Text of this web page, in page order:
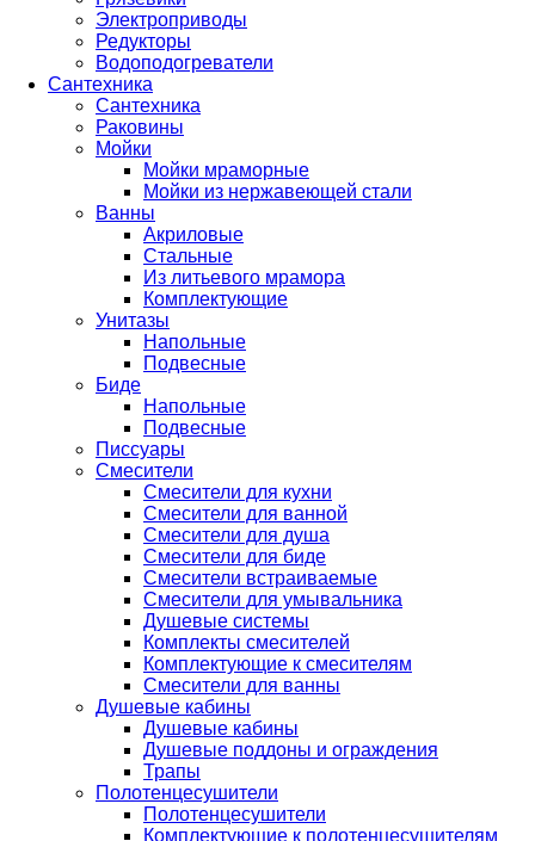
Электроприводы
Редукторы
Водоподогреватели
Сантехника
Сантехника
Раковины
Мойки
Мойки мраморные
Мойки из нержавеющей стали
Ванны
Акриловые
Стальные
Из литьевого мрамора
Комплектующие
Унитазы
Напольные
Подвесные
Биде
Напольные
Подвесные
Писсуары
Смесители
Смесители для кухни
Смесители для ванной
Смесители для душа
Смесители для биде
Смесители встраиваемые
Смесители для умывальника
Душевые системы
Комплекты смесителей
Комплектующие к смесителям
Смесители для ванны
Душевые кабины
Душевые кабины
Душевые поддоны и ограждения
Трапы
Полотенцесушители
Полотенцесушители
Комплектующие к полотенцесушителям